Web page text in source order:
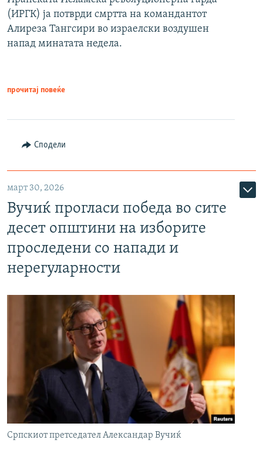
(ИРГК) ја потврди смртта на командантот
Алиреза Тангсири во израелски воздушен
напад минатата недела.
прочитај повеќе
Сподели
март 30, 2026
Вучиќ прогласи победа во сите
десет општини на изборите
проследени со напади и
нерегуларности
Српскиот претседател Александар Вучиќ